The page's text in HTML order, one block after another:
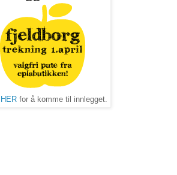
HERfor å komme til innlegget.